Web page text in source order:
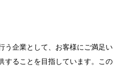
う企業として、お客様にご満足い
することを目指しています。この